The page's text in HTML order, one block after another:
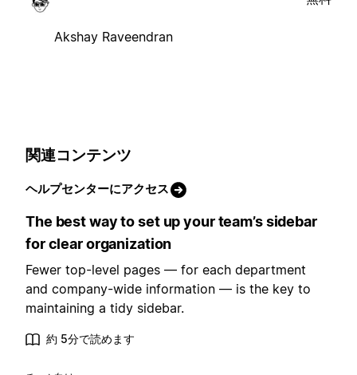
Akshay Raveendran
関連コンテンツ
ヘルプセンターにアクセス
The best way to set up your team’s sidebar
for clear organization
Fewer top-level pages — for each department
and company-wide information — is the key to
maintaining a tidy sidebar.
約 5分で読めます